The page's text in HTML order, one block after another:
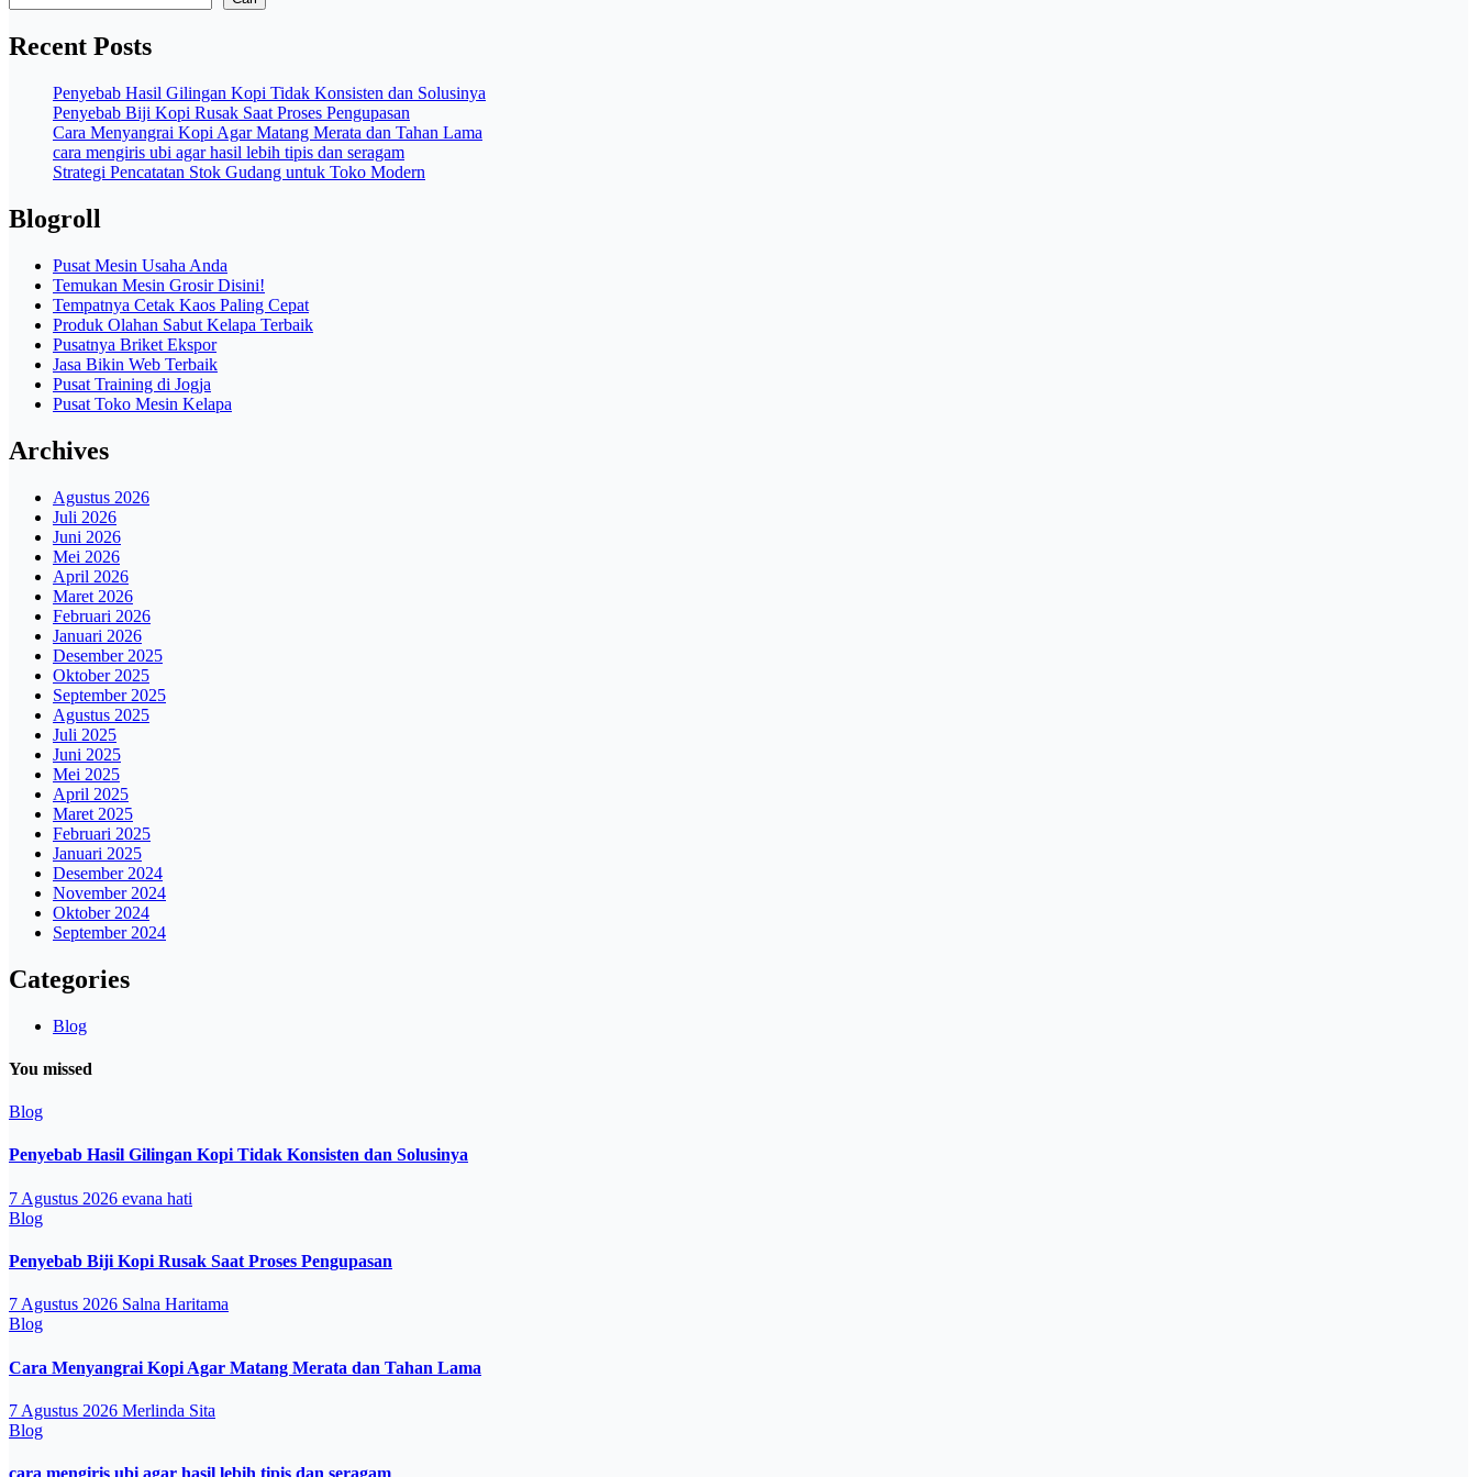
Recent Posts
Penyebab Hasil Gilingan Kopi Tidak Konsisten dan Solusinya
Penyebab Biji Kopi Rusak Saat Proses Pengupasan
Cara Menyangrai Kopi Agar Matang Merata dan Tahan Lama
cara mengiris ubi agar hasil lebih tipis dan seragam
Strategi Pencatatan Stok Gudang untuk Toko Modern
Blogroll
Pusat Mesin Usaha Anda
Temukan Mesin Grosir Disini!
Tempatnya Cetak Kaos Paling Cepat
Produk Olahan Sabut Kelapa Terbaik
Pusatnya Briket Ekspor
Jasa Bikin Web Terbaik
Pusat Training di Jogja
Pusat Toko Mesin Kelapa
Archives
Agustus 2026
Juli 2026
Juni 2026
Mei 2026
April 2026
Maret 2026
Februari 2026
Januari 2026
Desember 2025
Oktober 2025
September 2025
Agustus 2025
Juli 2025
Juni 2025
Mei 2025
April 2025
Maret 2025
Februari 2025
Januari 2025
Desember 2024
November 2024
Oktober 2024
September 2024
Categories
Blog
You missed
Blog
Penyebab Hasil Gilingan Kopi Tidak Konsisten dan Solusinya
7 Agustus 2026 evana hati
Blog
Penyebab Biji Kopi Rusak Saat Proses Pengupasan
7 Agustus 2026 Salna Haritama
Blog
Cara Menyangrai Kopi Agar Matang Merata dan Tahan Lama
7 Agustus 2026 Merlinda Sita
Blog
cara mengiris ubi agar hasil lebih tipis dan seragam